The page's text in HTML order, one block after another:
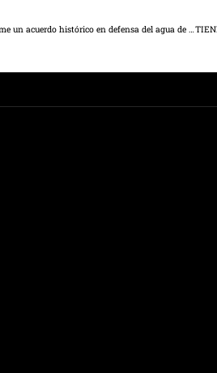
Núñez celebra que, gracias a su iniciativa, hoy la región firme un acuerdo histórico en defensa del agua de Castilla-La Mancha